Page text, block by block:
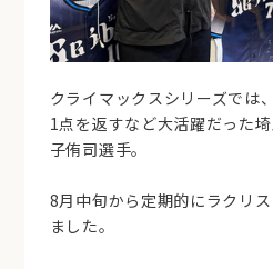
クライマックスシリーズでは
1点を返すなど大活躍だった
子侑司選手。
8月中旬から定期的にラクリ
ました。